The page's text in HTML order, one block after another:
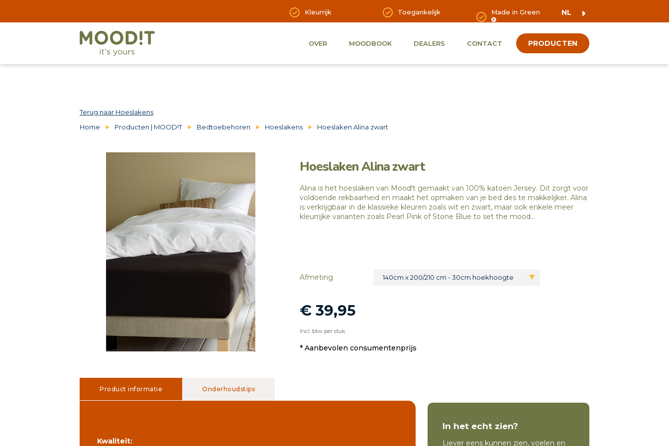
Kleurrijk Toegankelijk Made in Green NL
OVER MOODBOOK DEALERS CONTACT PRODUCTEN
Terug naar Hoeslakens
Home
Producten | MOOD!T Bedtoebehoren Hoeslakens Hoeslaken Alina zwart
Hoeslaken Alina zwart
Alina is het hoeslaken van Mood!t gemaakt van 100% katoen Jersey. Dit zorgt voor
voldoende rekbaarheid en maakt het opmaken van je bed des te makkelijker. Alina
is verkrijgbaar in de klassieke kleuren zoals wit en zwart, maar ook enkele meer
kleurrijke varianten zoals Pearl Pink of Stone Blue to set the mood…
Afmeting 140cm x 200/210 cm - 30cm hoekhoogte
€ 39,95
Incl. btw per stuk
* Aanbevolen consumentenprijs
Product informatie Onderhoudstips
Kwaliteit:
In het echt zien?
Liever eens kunnen zien, voelen en